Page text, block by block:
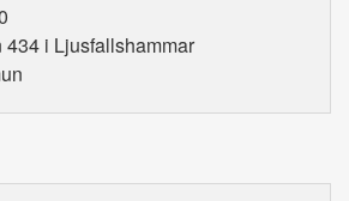
434 i Ljusfallshammar